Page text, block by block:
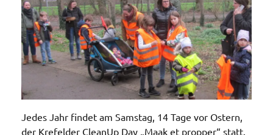
Jedes Jahr findet am Samstag, 14 Tage vor Ostern,
der Krefelder CleanUp Day „Maak et propper“ statt.